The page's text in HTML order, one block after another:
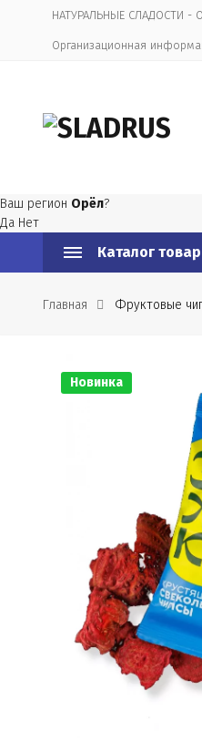
НАТУРАЛЬНЫЕ СЛАДОСТИ -
Организационная
Ваш регион Орёл?
Да Нет
Каталог
Главная Фруктовые
Новинка